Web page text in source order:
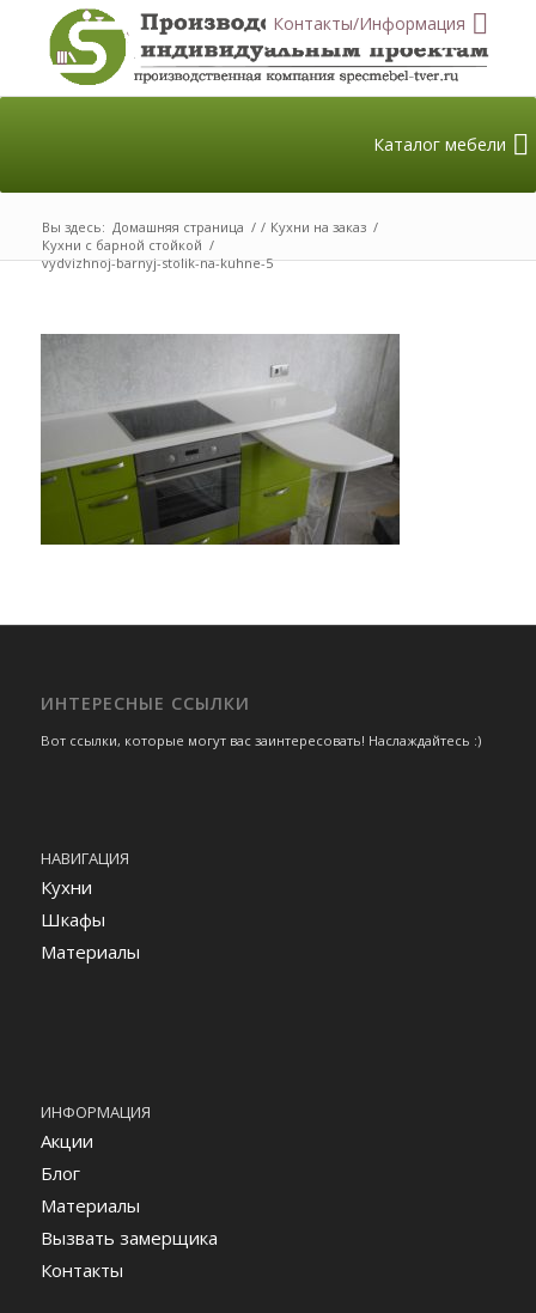
Контакты/Информация
Каталог мебели
Вы здесь: Домашняя страница / / Кухни на заказ /
Кухни с барной стойкой /
vydvizhnoj-barnyj-stolik-na-kuhne-5
ИНТЕРЕСНЫЕ ССЫЛКИ
Вот ссылки, которые могут вас заинтересовать! Наслаждайтесь :)
НАВИГАЦИЯ
Кухни
Шкафы
Материалы
ИНФОРМАЦИЯ
Акции
Блог
Материалы
Вызвать замерщика
Контакты